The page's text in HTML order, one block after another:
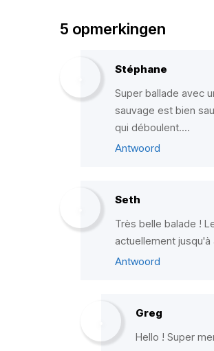
5 opmerkingen
Stéphane
Super ballade avec
sauvage est bien
qui déboulent....
Antwoord
Seth
Très belle balade !
actuellement
Antwoord
Greg
Hello ! Super